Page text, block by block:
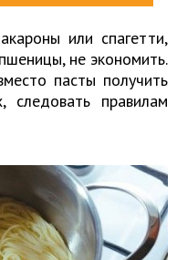
или спагетти,
не экономить.
пасты получить
следовать правилам